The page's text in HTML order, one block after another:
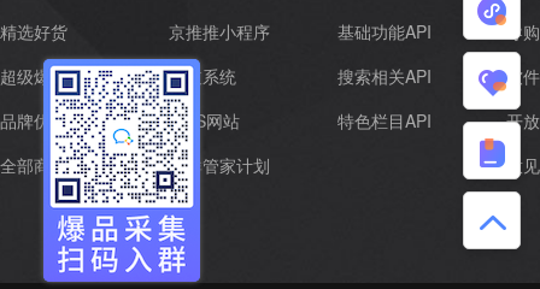
程
序
我
精选好货
超级爆品
品牌优选
全部商品
京推推小程序
京枝系统
CMS网站
社群管家计划
基础功能API
搜索相关API
特色栏目API
导
软
开
意